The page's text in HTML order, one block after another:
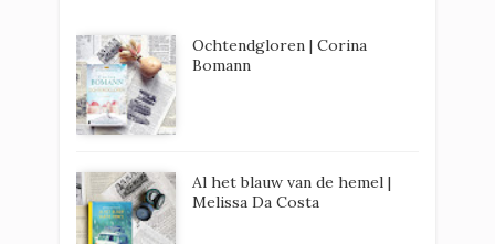
Ochtendgloren | Corina
Bomann
Al het blauw van de hemel |
Melissa Da Costa